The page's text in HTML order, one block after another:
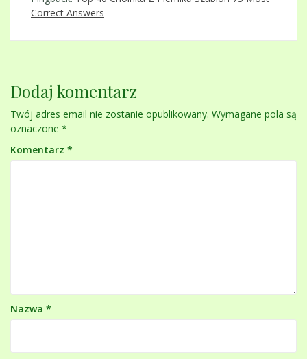
Correct Answers
Dodaj komentarz
Twój adres email nie zostanie opublikowany. Wymagane pola są
oznaczone *
Komentarz *
Nazwa *